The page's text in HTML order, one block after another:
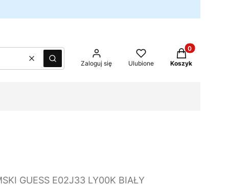
WyczyśćSzukaj Zaloguj się Ulubione
Produkty w
Koszyk
GUESS E02J33 LY00K BIAŁY